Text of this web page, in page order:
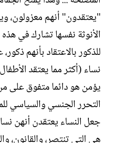
"يعتقدون" أنهم
الأنوثة نفسها تشارك في
للذكور بالاعتقاد بأنهم
نساء (أكثر مما يعتقد
يؤمن هو دائما متفوق على
التحرر الجنسي والسياسي
جعل النساء يعتقدن أنهن